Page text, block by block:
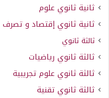
ثانية ثانوي علوم
ثانية ثانوي إقتصاد و تصرف
ثالثة ثانوي
ثالثة ثانوي رياضيات
ثالثة ثانوي علوم تجريبية
ثالثة ثانوي تقنية